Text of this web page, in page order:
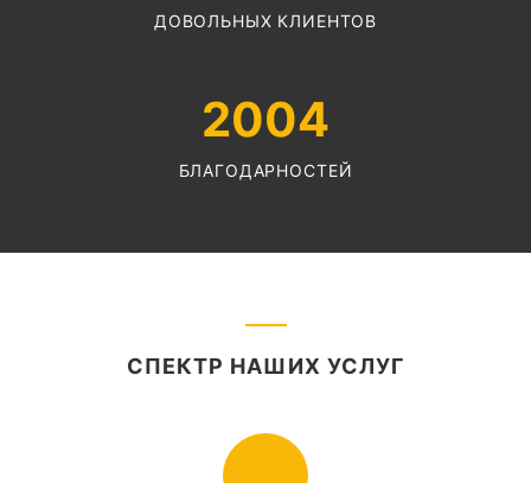
ДОВОЛЬНЫХ КЛИЕНТОВ
2004
БЛАГОДАРНОСТЕЙ
СПЕКТР НАШИХ УСЛУГ